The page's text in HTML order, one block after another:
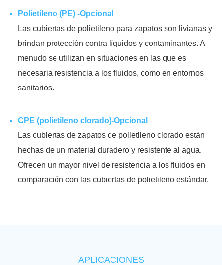
Polietileno (PE) -Opcional
Las cubiertas de polietileno para zapatos son livianas y
brindan protección contra líquidos y contaminantes. A
menudo se utilizan en situaciones en las que es
necesaria resistencia a los fluidos, como en entornos
sanitarios.
CPE (polietileno clorado)-Opcional
Las cubiertas de zapatos de polietileno clorado están
hechas de un material duradero y resistente al agua.
Ofrecen un mayor nivel de resistencia a los fluidos en
comparación con las cubiertas de polietileno estándar.
APLICACIONES